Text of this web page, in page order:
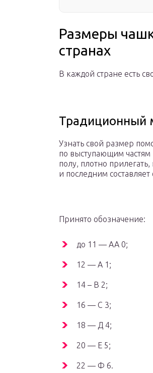
Размеры
странах
В каждой стране есть
Традиционный
Узнать свой размер
по выступающим частям
полу, плотно
и последним
Принято обозначение:
до 11 — АА 0;
12 — А 1;
14 – В 2;
16 — С 3;
18 — Д 4;
20 — Е 5;
22 — Ф 6.